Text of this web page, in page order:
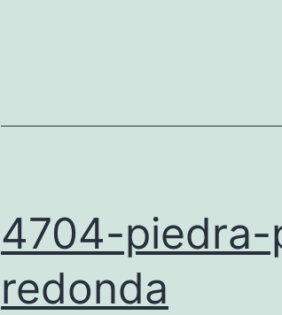
4704-
redonda